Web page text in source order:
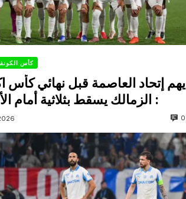
كأس
يهم إتحاد العاصمة قبل نهائي كأس
0